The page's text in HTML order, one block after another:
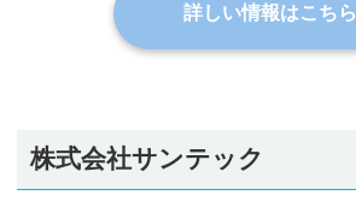
詳しい情報はこちら
株式会社サンテック